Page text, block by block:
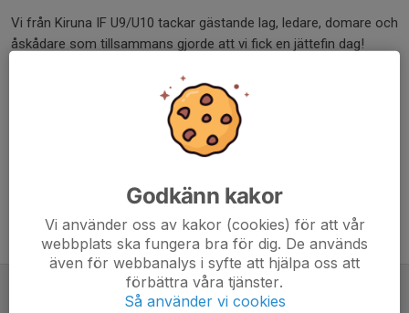
Vi från Kiruna IF U9/U10 tackar gästande lag, ledare, domare och
åskådare som tillsammans gjorde att vi fick en jättefin dag!
Deltagande föreningar: Kiruna IF U9/U10, Kiruna IF F9-12,
Jokkmokk HF, Pajala HC, Malmbergets AIF.
Tidigare nyheter
Coop-cupen 2026
9 mar, 13:25
Godkänn kakor
Vi använder oss av kakor (cookies) för att vår
webbplats ska fungera bra för dig. De används
även för webbanalys i syfte att hjälpa oss att
förbättra våra tjänster.
Så använder vi cookies